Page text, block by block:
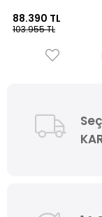
83.390 TL
98.094 TL